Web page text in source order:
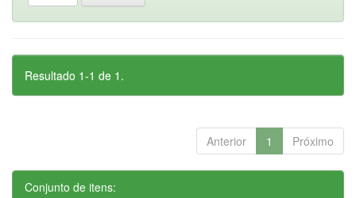
Resultado 1-1 de 1.
Anterior 1 Próximo
Conjunto de itens: